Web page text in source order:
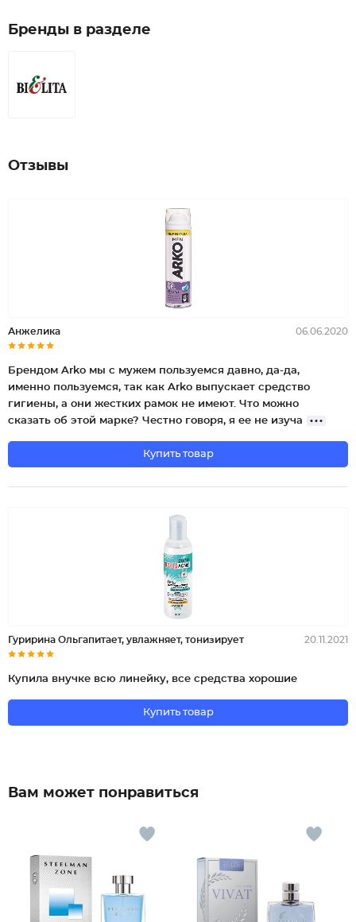
Бренды в разделе
Отзывы
Анжелика 06.06.2020
Брендом Arko мы с мужем пользуемся давно, да-да,
именно пользуемся, так как Arko выпускает средство
гигиены, а они жестких рамок не имеют. Что можно
сказать об этой марке? Честно говоря, я ее не изуча
Купить товар
Гуририна Ольгапитает, увлажняет, тонизирует 20.11.2021
Купила внучке всю линейку, все средства хорошие
Купить товар
Вам может понравиться